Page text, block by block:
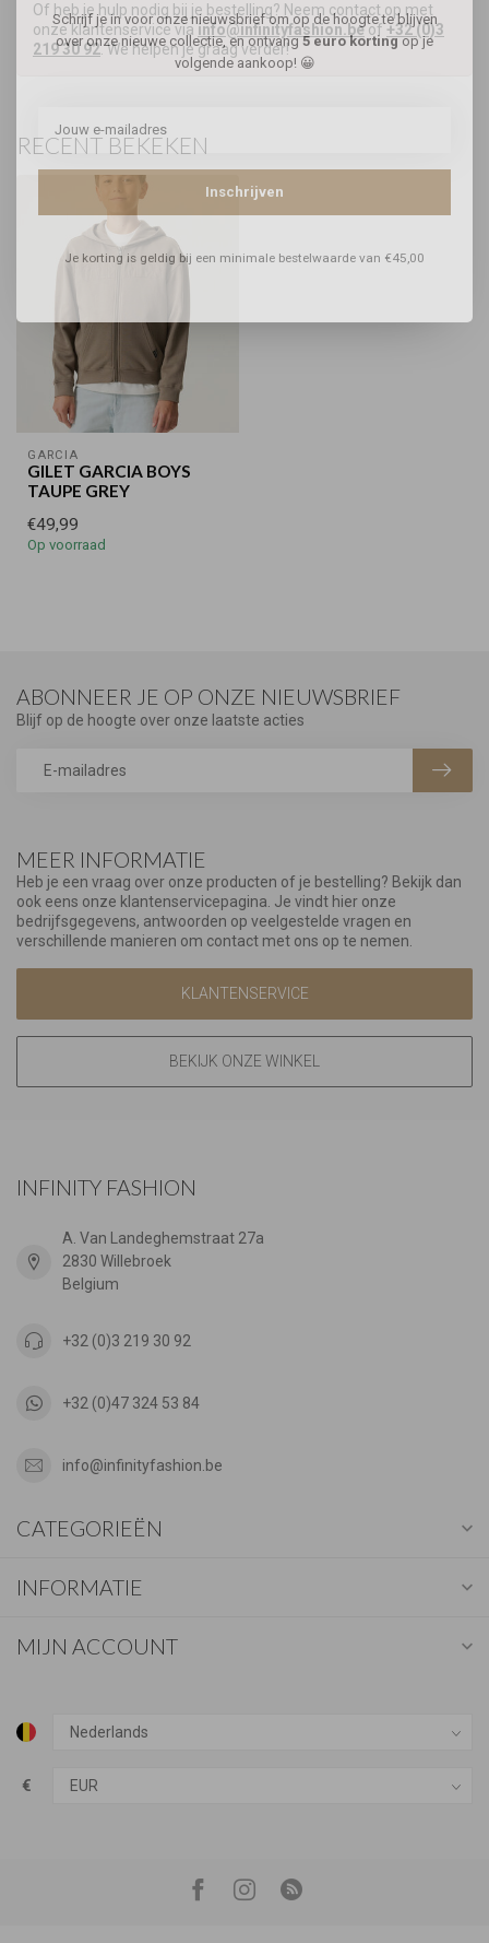
Of heb je hulp nodig bij je bestelling? Neem contact op met
onze klantenservice viainfo@infinityfashion.beof+32 (0)3
219 30 92. We helpen je graag verder!
RECENT BEKEKEN
GARCIA
GILET GARCIA BOYS
TAUPE GREY
€49,99
Op voorraad
MEER INFORMATIE
Heb je een vraag over onze producten of je bestelling? Bekijk dan
ook eens onze klantenservicepagina. Je vindt hier onze
bedrijfsgegevens, antwoorden op veelgestelde vragen en
verschillende manieren om contact met ons op te nemen.
KLANTENSERVICE
BEKIJK ONZE WINKEL
ABONNEER JE OP ONZE NIEUWSBRIEF
Blijf op de hoogte over onze laatste acties
INFINITY FASHION
A. Van Landeghemstraat 27a
2830 Willebroek
Belgium
+32 (0)3 219 30 92
+32 (0)47 324 53 84
info@infinityfashion.be
CATEGORIEËN
INFORMATIE
MIJN ACCOUNT
€
Schrijf je in voor onze nieuwsbrief om op de hoogte te blijven
over onze nieuwe collectie, en ontvang5 euro kortingop je
volgende aankoop! 😀
Inschrijven
Je korting is geldig bij een minimale bestelwaarde van €45,00